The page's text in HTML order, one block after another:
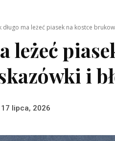
długo ma leżeć piasek na kostce
leżeć
i
17 lipca, 2026